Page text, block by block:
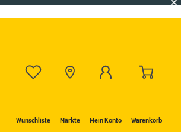
Wunschliste Märkte Mein Konto Warenkorb